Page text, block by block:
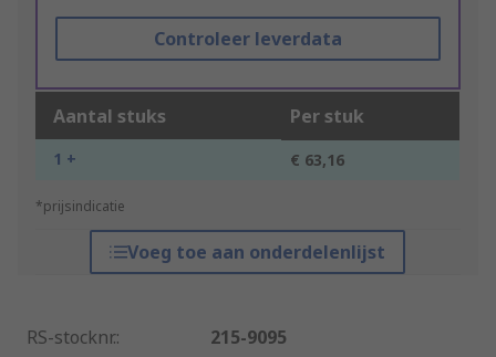
Controleer leverdata
Aantal stuks Per stuk
1 + € 63,16
*prijsindicatie
Voeg toe aan onderdelenlijst
RS-stocknr.: 215-9095